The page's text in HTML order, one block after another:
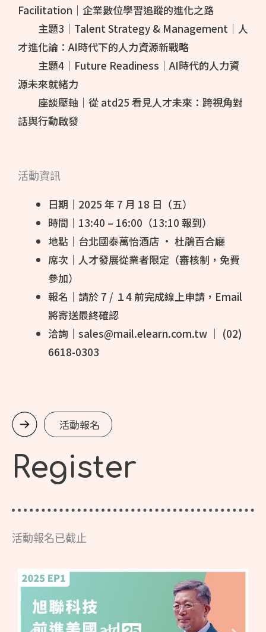
Facilitation｜企業數位學習追蹤的進化之路
主題3｜Talent Strategy & Management｜人
才進化論：AI時代下的人力資源新戰略
主題4｜Future Readiness｜AI時代的人力資
源未來就緒力
座談壓軸｜從 atd25 看見人才未來：跨視角對
話與行動啟發
活動資訊
日期｜2025 年 7 月 18 日（五）
時間｜13:40 – 16:00（13:10 報到）
地點｜台北國泰萬怡酒店 · 杜鵑百合廳
席次｜人才發展從業者限定（審核制，免費
參加）
報名｜請於 7 / １4 前完成線上申請，Email
將寄送最終確認
洽詢｜sales@mail.elearn.com.tw ｜ (02)
6618-0303
活動報名
Register
活動報名已截止